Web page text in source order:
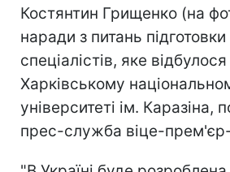
Костянтин Грищенко (на
наради з питань
спеціалістів, яке
Харківському
університеті ім. Каразіна,
прес-служба віце-прем'єр-